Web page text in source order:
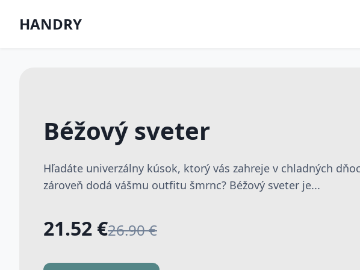
HANDRY
Béžový sveter
Hľadáte univerzálny kúsok, ktorý vás zahreje v chladných
zároveň dodá vášmu outfitu šmrnc? Béžový sveter je...
21.52 €26.90 €